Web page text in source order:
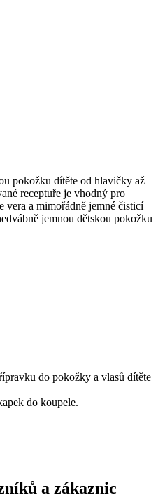
pokožku dítěte od hlavičky až
receptuře je vhodný pro
vera a mimořádně jemné čisticí
jemnou dětskou pokožku
do pokožky a vlasů dítěte
do koupele.
a zákaznic